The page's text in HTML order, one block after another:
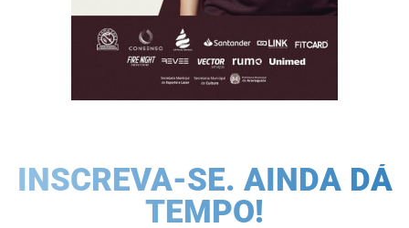
INSCREVA-SE. AINDA DÁ
TEMPO!